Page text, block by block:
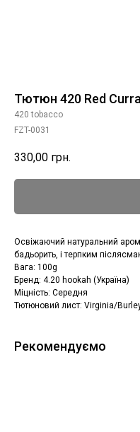
Тютюн 420 Red
420 tobacco
FZT-0031
330,00 грн.
Освіжаючий натуральний
бадьорить, і терпким
Вага: 100g
Бренд: 4.20 hookah (Україна)
Міцність: Середня
Тютюновий лист: Virginia/
Рекомендуємо